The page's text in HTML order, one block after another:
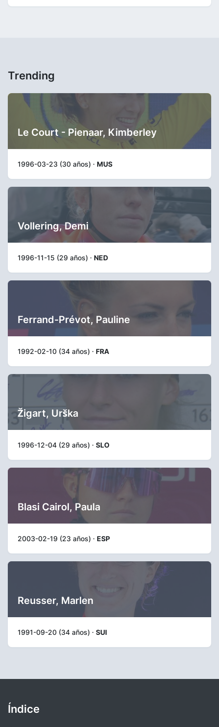
Trending
Le Court - Pienaar, Kimberley
1996-03-23 (30 años) · MUS
Vollering, Demi
1996-11-15 (29 años) · NED
Ferrand-Prévot, Pauline
1992-02-10 (34 años) · FRA
Žigart, Urška
1996-12-04 (29 años) · SLO
Blasi Cairol, Paula
2003-02-19 (23 años) · ESP
Reusser, Marlen
1991-09-20 (34 años) · SUI
Índice